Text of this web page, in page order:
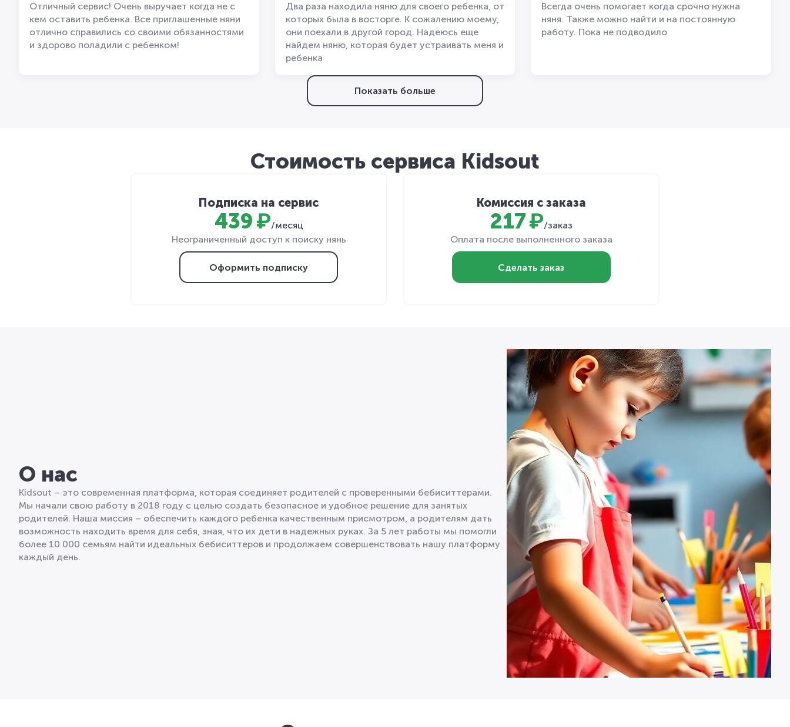
Отличный сервис! Очень выручает когда не с
кем оставить ребенка. Все приглашенные няни
отлично справились со своими обязанностями
и здорово поладили с ребенком!
Два раза находила няню для своего ребенка, от
которых была в восторге. К сожалению моему,
они поехали в другой город. Надеюсь еще
найдем няню, которая будет устраивать меня и
ребенка
Всегда очень помогает когда срочно нужна
няня. Также можно найти и на постоянную
работу. Пока не подводило
Показать больше
Стоимость сервиса Kidsout
Подписка на сервис
439 ₽/месяц
Неограниченный доступ к поиску нянь
Оформить подписку
Комиссия с заказа
217 ₽/заказ
Оплата после выполненного заказа
Сделать заказ
О нас
Kidsout – это современная платформа, которая соединяет родителей с проверенными бебиситтерами.
Мы начали свою работу в 2018 году с целью создать безопасное и удобное решение для занятых
родителей. Наша миссия – обеспечить каждого ребенка качественным присмотром, а родителям дать
возможность находить время для себя, зная, что их дети в надежных руках. За 5 лет работы мы помогли
более 10 000 семьям найти идеальных бебиситтеров и продолжаем совершенствовать нашу платформу
каждый день.